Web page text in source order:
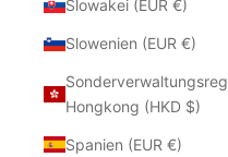
Slowakei (EUR €)
Slowenien (EUR €)
Hongkong (HKD $)
Spanien (EUR €)